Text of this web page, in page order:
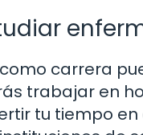
carrera
trabajar en
tu tiempo